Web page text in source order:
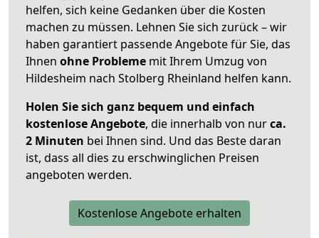
helfen, sich keine Gedanken über die Kosten
machen zu müssen. Lehnen Sie sich zurück – wir
haben garantiert passende Angebote für Sie, das
Ihnen ohne Probleme mit Ihrem Umzug von
Hildesheim nach Stolberg Rheinland helfen kann.
Holen Sie sich ganz bequem und einfach
kostenlose Angebote, die innerhalb von nurca.
2 Minuten bei Ihnen sind. Und das Beste daran
ist, dass all dies zu erschwinglichen Preisen
angeboten werden.
Kostenlose Angebote erhalten